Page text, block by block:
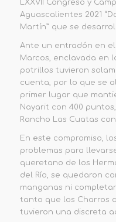
LXXVII Congreso y
Aguascalientes 2021
Martín” que se
Ante un entradón en
Marcos, enclavada en
potrillos tuvieron
cuenta, por lo que se
primer lugar que
Nayarit con 400
Rancho Las Cuatas
En este compromiso,
problemas para
queretano de los
del Río, se quedaron
manganas ni
tanto que los Charros
tuvieron una discreta